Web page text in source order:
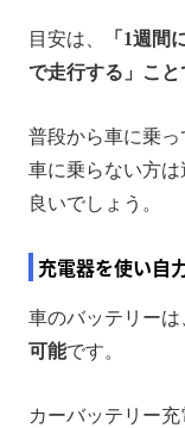
目安は、
「1週間
で走行する」こと
普段から車に乗
車に乗らない方
良いでしょう。
充電器を使い自
車のバッテリーは
可能です。
カーバッテリー